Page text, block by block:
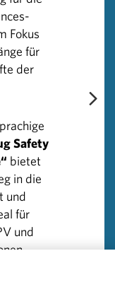
überwacht. Je
die
und Produkte
der
für Sicherheit im
werden:
Industrie
Fokus
für
der
Safety
bietet
in die
und
für
und